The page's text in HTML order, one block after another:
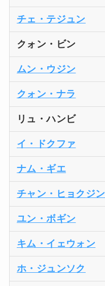
チェ・テジュン
クォン・ビン
ムン・ウジン
クォン・ナラ
リュ・ハンビ
イ・ドクファ
ナム・ギエ
チャン・ヒョクジン
ユン・ボギン
キム・イェウォン
ホ・ジュンソク